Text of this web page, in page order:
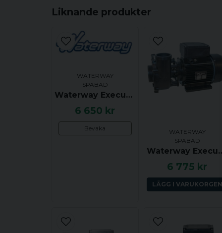
Liknande produkter
WATERWAY
SPABAD
Waterway Executive Euro, 48F, 2.0 hk, 2 växlar, 2.5x2.0 tum, Sidoutkast, Centrerat insug
6 650 kr
Bevaka
WATERWAY
SPABAD
Waterway Executive Euro, 56F,
6 775 kr
LÄGG I VARUKORGEN